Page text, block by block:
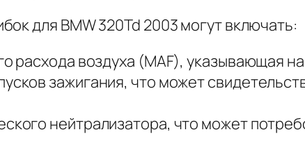
для BMW 320Td 2003 могут включать:
расхода воздуха (MAF), указывающая
зажигания, что может
нейтрализатора, что может